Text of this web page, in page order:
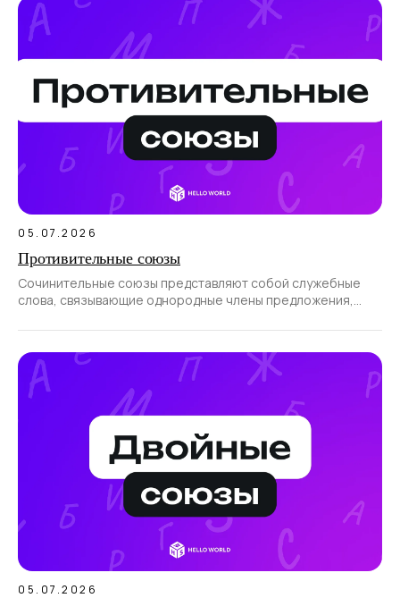
05.07.2026
Противительные союзы
Сочинительные союзы представляют собой служебные
слова, связывающие однородные члены предложения,
05.07.2026